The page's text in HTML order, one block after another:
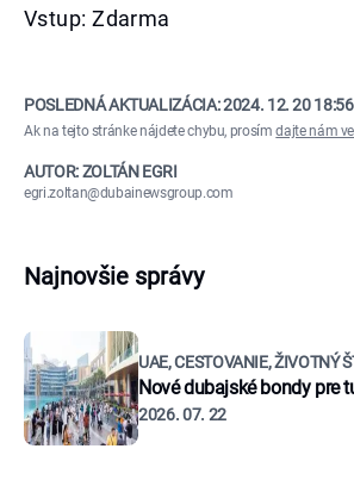
Vstup: Zdarma
POSLEDNÁ AKTUALIZÁCIA:2024. 12. 20 18:56
Ak na tejto stránke nájdete chybu, prosímdajte nám
AUTOR: ZOLTÁN EGRI
egri.zoltan@dubainewsgroup.com
Najnovšie správy
UAE, CESTOVANIE, ŽIVOTNÝ
Nové dubajské bondy pre
2026. 07. 22